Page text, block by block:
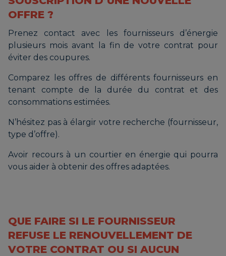
OFFRE ?
Prenez contact avec les fournisseurs d’énergie
plusieurs mois avant la fin de votre contrat pour
éviter des coupures.
Comparez les offres de différents fournisseurs en
tenant compte de la durée du contrat et des
consommations estimées.
N’hésitez pas à élargir votre recherche (fournisseur,
type d’offre).
Avoir recours à un courtier en énergie qui pourra
vous aider à obtenir des offres adaptées.
QUE FAIRE SI LE FOURNISSEUR
REFUSE LE RENOUVELLEMENT DE
VOTRE CONTRAT OU SI AUCUN